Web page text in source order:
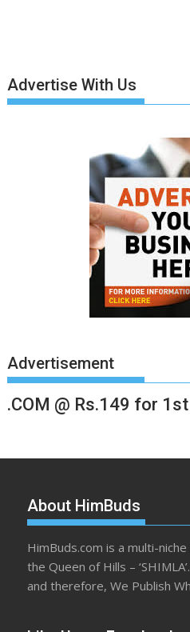
Advertise With Us
Advertisement
.COM @ Rs.149 for
About HimBuds
HimBuds.com is a multi-
the Queen of Hills –
and therefore, We Publish